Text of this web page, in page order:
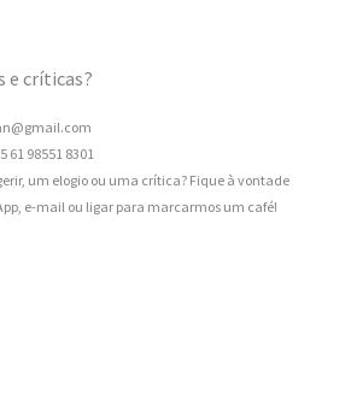
e críticas?
61 98551 8301
um elogio ou uma crítica? Fique à vontade
e-mail ou ligar para marcarmos um café!